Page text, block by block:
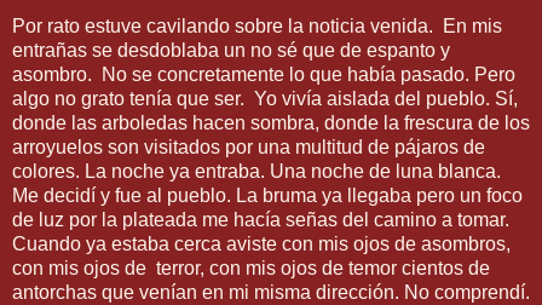
Por rato estuve cavilando sobre la noticia venida. En mis
entrañas se desdoblaba un no sé que de espanto y
asombro. No se concretamente lo que había pasado. Pero
algo no grato tenía que ser. Yo vivía aislada del pueblo. Sí,
donde las arboledas hacen sombra, donde la frescura de los
arroyuelos son visitados por una multitud de pájaros de
colores. La noche ya entraba. Una noche de luna blanca.
Me decidí y fue al pueblo. La bruma ya llegaba pero un foco
de luz por la plateada me hacía señas del camino a tomar.
Cuando ya estaba cerca aviste con mis ojos de asombros,
con mis ojos de terror, con mis ojos de temor cientos de
antorchas que venían en mi misma dirección. No comprendí.